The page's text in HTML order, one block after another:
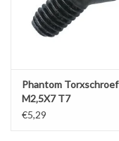
Phantom Torxschroef
M2‚5X7 T7
€5,29